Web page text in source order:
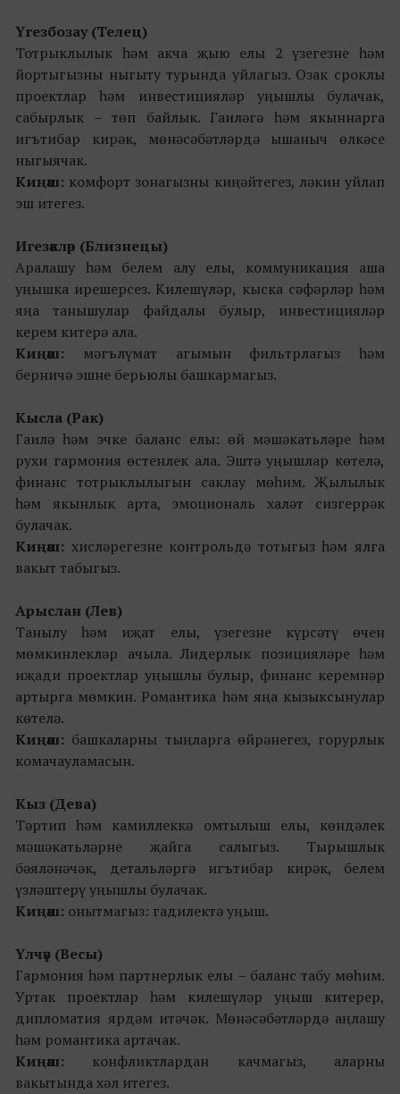
Үгезбозау (Телец)
Тотрыклылык һәм акча җыю елы 2 үзегезне һәм
йортыгызны ныгыту турында уйлагыз. Озак сроклы
проектлар һәм инвестицияләр уңышлы булачак,
сабырлык – төп байлык. Гаиләгә һәм якыннарга
игътибар кирәк, мөнәсәбәтләрдә ышаныч өлкәсе
ныгыячак.
Киңәш: комфорт зонагызны киңәйтегез, ләкин уйлап
эш итегез.
Игезәкләр (Близнецы)
Аралашу һәм белем алу елы, коммуникация аша
уңышка ирешерсез. Килешүләр, кыска сәфәрләр һәм
яңа танышулар файдалы булыр, инвестицияләр
керем китерә ала.
Киңәш: мәгълүмат агымын фильтрлагыз һәм
берничә эшне берьюлы башкармагыз.
Кысла (Рак)
Гаилә һәм эчке баланс елы: өй мәшәкатьләре һәм
рухи гармония өстенлек ала. Эштә уңышлар көтелә,
финанс тотрыклылыгын саклау мөһим. Җылылык
һәм якынлык арта, эмоциональ халәт сизгеррәк
булачак.
Киңәш: хисләрегезне контрольдә тотыгыз һәм ялга
вакыт табыгыз.
Арыслан (Лев)
Танылу һәм иҗат елы, үзегезне күрсәтү өчен
мөмкинлекләр ачыла. Лидерлык позицияләре һәм
иҗади проектлар уңышлы булыр, финанс керемнәр
артырга мөмкин. Романтика һәм яңа кызыксынулар
көтелә.
Киңәш: башкаларны тыңларга өйрәнегез, горурлык
комачауламасын.
Кыз (Дева)
Тәртип һәм камиллеккә омтылыш елы, көндәлек
мәшәкатьләрне җайга салыгыз. Тырышлык
бәяләнәчәк, детальләргә игътибар кирәк, белем
үзләштерү уңышлы булачак.
Киңәш: онытмагыз: гадилектә уңыш.
Үлчәү (Весы)
Гармония һәм партнерлык елы – баланс табу мөһим.
Уртак проектлар һәм килешүләр уңыш китерер,
дипломатия ярдәм итәчәк. Мөнәсәбәтләрдә аңлашу
һәм романтика артачак.
Киңәш: конфликтлардан качмагыз, аларны
вакытында хәл итегез.